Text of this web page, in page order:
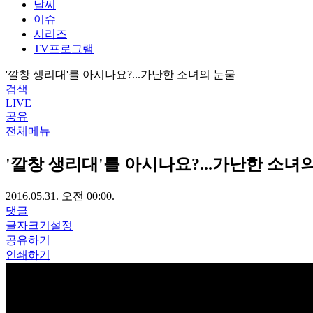
날씨
이슈
시리즈
TV프로그램
'깔창 생리대'를 아시나요?...가난한 소녀의 눈물
검색
LIVE
공유
전체메뉴
'깔창 생리대'를 아시나요?...가난한 소녀
2016.05.31. 오전 00:00.
댓글
글자크기설정
공유하기
인쇄하기